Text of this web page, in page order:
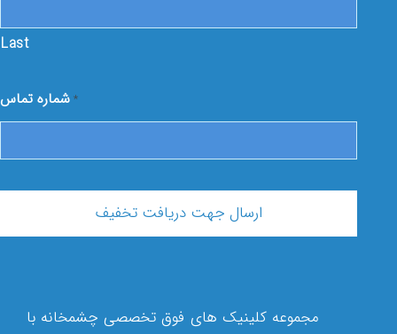
Last
شماره تماس*
مجموعه کلینیک ‏های فوق تخصصی چشمخانه با